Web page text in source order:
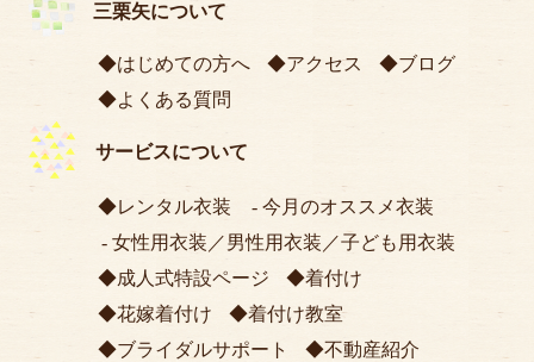
三栗矢について
はじめての方へ アクセス
ブログ
よくある質問
サービスについて
レンタル衣装
今月のオススメ衣装
女性用衣装 ／男性用衣装 ／子ども用衣装
成人式特設ページ
着付け
花嫁着付け
着付け教室
ブライダルサポート
不動産紹介